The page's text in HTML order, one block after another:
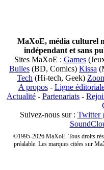
MaXoE, média culturel
indépendant et sans
Sites MaXoE : Games
Bulles (BD, Comics) Kissa
Tech (Hi-tech, Geek)
A propos- Ligne
Actualité - Partenariats -
Suivez-nous sur : Twitter
©1995-2026 MaXoE. Tous droits
préalable. Les marques citées sur